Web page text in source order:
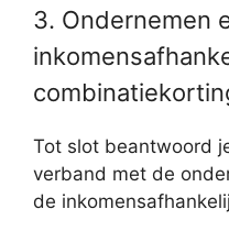
3. Ondernemen
Tot slot beantwoord
verband met de
de